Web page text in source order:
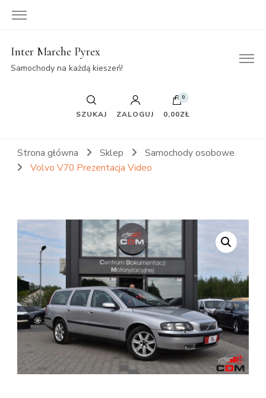
Inter Marche Pyrex
Samochody na każdą kieszeń!
SZUKAJ ZALOGUJ
0
0,00ZŁ
Strona główna Sklep
Samochody osobowe
Volvo V70 Prezentacja Video